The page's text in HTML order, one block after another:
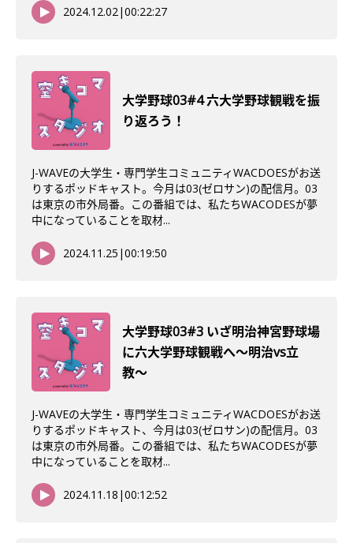
2024.12.02|00:22:27
大学野球03#4 六大学野球観戦を振
り返ろう！
J-WAVEの大学生・専門学生コミュニティWACDOESがお送
りするポッドキャスト。今月は03(ゼロサン)の配信月。03
は東京の市外局番。この番組では、私たちWACODESが夢
中になっていることを取材...
2024.11.25 |00:19:50
大学野球03#3 いざ明治神宮野球場
に六大学野球観戦へ〜明治vs立
教〜
J-WAVEの大学生・専門学生コミュニティWACDOESがお送
りするポッドキャスト、今月は03(ゼロサン)の配信月。03
は東京の市外局番。この番組では、私たちWACODESが夢
中になっていることを取材...
2024.11.18 |00:12:52